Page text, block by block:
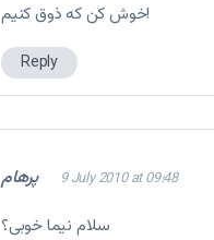
خوش کن که ذوق کنیم!
Reply
پرهام 9 July 2010 at 09:48
سلام نیما خوبی؟